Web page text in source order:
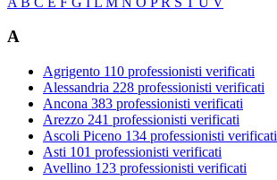
A
Agrigento 110 professionisti verificati
Alessandria 228 professionisti verificati
Ancona 383 professionisti verificati
Arezzo 241 professionisti verificati
Ascoli Piceno 134 professionisti verificati
Asti 101 professionisti verificati
Avellino 123 professionisti verificati